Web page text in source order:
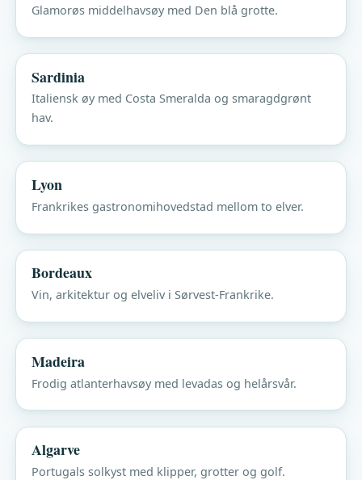
Glamorøs middelhavsøy med Den blå grotte.
Sardinia
Italiensk øy med Costa Smeralda og smaragdgrønt
hav.
Lyon
Frankrikes gastronomihovedstad mellom to elver.
Bordeaux
Vin, arkitektur og elveliv i Sørvest-Frankrike.
Madeira
Frodig atlanterhavsøy med levadas og helårsvår.
Algarve
Portugals solkyst med klipper, grotter og golf.